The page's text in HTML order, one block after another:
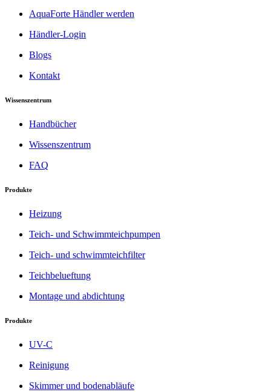
AquaForte Händler werden
Händler-Login
Blogs
Kontakt
Wissenszentrum
Handbücher
Wissenszentrum
FAQ
Produkte
Heizung
Teich- und Schwimmteichpumpen
Teich- und schwimmteichfilter
Teichbelueftung
Montage und abdichtung
Produkte
UV-C
Reinigung
Skimmer und bodenabläufe